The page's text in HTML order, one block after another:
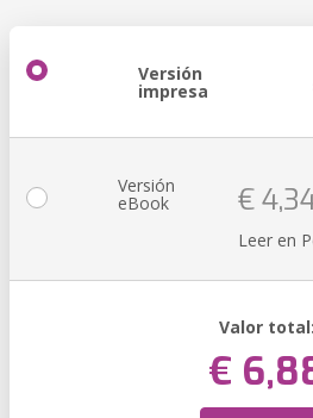
Versión
impresa
Versión
eBook €
Leer en
Valor total:
€